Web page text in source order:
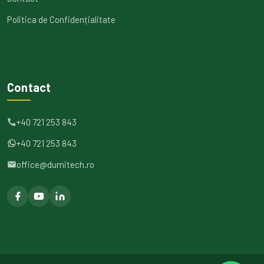
Politica de Confidențialitate
Contact
+40 721 253 843
+40 721 253 843
office@dumitech.ro